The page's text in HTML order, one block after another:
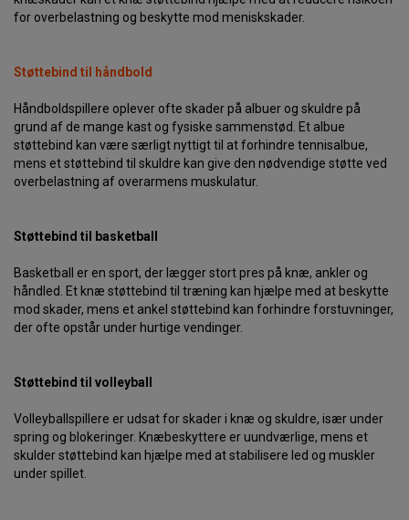
for overbelastning og beskytte mod meniskskader.
Støttebind til håndbold
Håndboldspillere oplever ofte skader på albuer og skuldre på
grund af de mange kast og fysiske sammenstød. Et albue
støttebind kan være særligt nyttigt til at forhindre tennisalbue,
mens et støttebind til skuldre kan give den nødvendige støtte ved
overbelastning af overarmens muskulatur.
Støttebind til basketball
Basketball er en sport, der lægger stort pres på knæ, ankler og
håndled. Et knæ støttebind til træning kan hjælpe med at beskytte
mod skader, mens et ankel støttebind kan forhindre forstuvninger,
der ofte opstår under hurtige vendinger.
Støttebind til volleyball
Volleyballspillere er udsat for skader i knæ og skuldre, især under
spring og blokeringer. Knæbeskyttere er uundværlige, mens et
skulder støttebind kan hjælpe med at stabilisere led og muskler
under spillet.